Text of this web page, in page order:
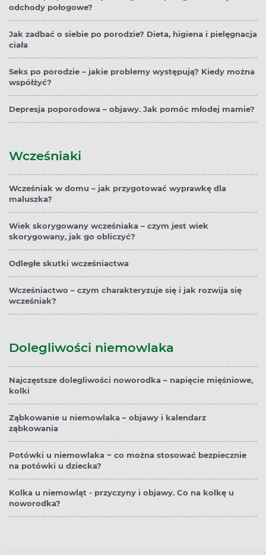
odchody połogowe?
Jak zadbać o siebie po porodzie? Dieta, higiena i pielęgnacja
ciała
Seks po porodzie – jakie problemy występują? Kiedy można
współżyć?
Depresja poporodowa – objawy. Jak pomóc młodej mamie?
Wcześniaki
Wcześniak w domu – jak przygotować wyprawkę dla
maluszka?
Wiek skorygowany wcześniaka – czym jest wiek
skorygowany, jak go obliczyć?
Odległe skutki wcześniactwa
Wcześniactwo – czym charakteryzuje się i jak rozwija się
wcześniak?
Dolegliwości niemowlaka
Najczęstsze dolegliwości noworodka – napięcie mięśniowe,
kolki
Ząbkowanie u niemowlaka – objawy i kalendarz
ząbkowania
Potówki u niemowlaka − co można stosować bezpiecznie
na potówki u dziecka?
Kolka u niemowląt - przyczyny i objawy. Co na kolkę u
noworodka?